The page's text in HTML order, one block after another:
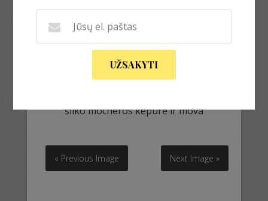
šilko mocheros kepurė ir mova
« Previous Image Next Image »
UŽSAKYTI